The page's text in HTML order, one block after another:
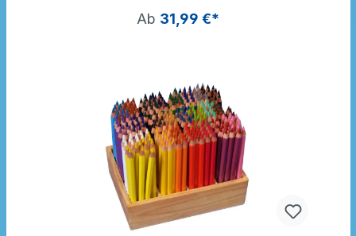
Ab 31,99 €*